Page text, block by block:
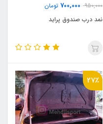
950,000
700,000 تومان
نمد درب صندوق پراید
27٪